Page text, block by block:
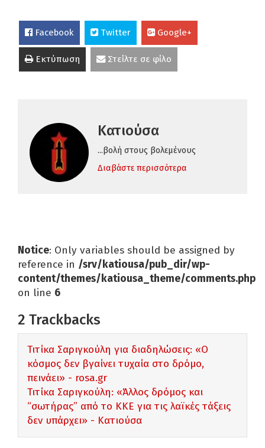
Facebook Twitter Google+
Εκτύπωση Στείλτε σε φίλο
Κατιούσα
...βολή στους βολεμένους
Διαβάστε περισσότερα
Notice: Only variables should be assigned by
reference in /srv/katiousa/pub_dir/wp-
content/themes/katiousa_theme/comments.php
on line 6
2 Trackbacks
Τιτίκα Σαριγκούλη για διαδηλώσεις: «Ο
κόσμος δεν βγαίνει τυχαία στο δρόμο,
πεινάει» - rosa.gr
Τιτίκα Σαριγκούλη: «Άλλος δρόμος και
“σωτήρας” από το ΚΚΕ για τις λαϊκές τάξεις
δεν υπάρχει» - Κατιούσα